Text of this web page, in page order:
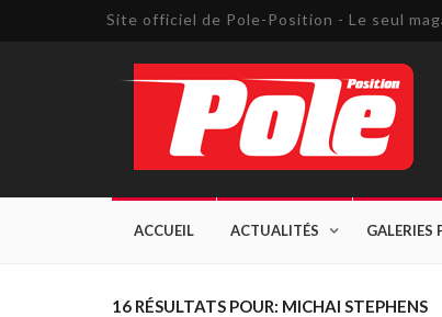
Site officiel de Pole-Position - Le seul
ACCUEIL ACTUALITÉS GALERIES
16 RÉSULTATS POUR: MICHAI STEPHENS